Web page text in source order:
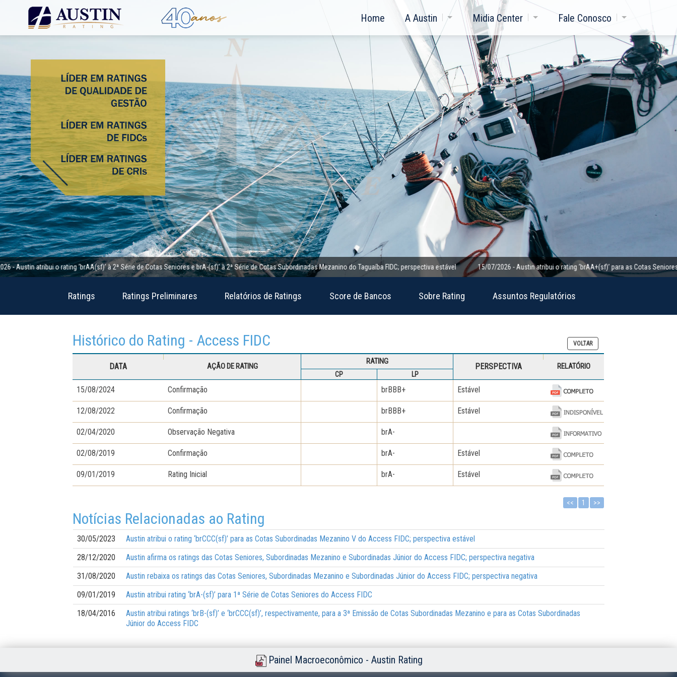
Home A Austin Midia Center Fale Conosco
atribui o rating ‘brAA(sf)’ à 2ª Série de Cotas Seniores e brA-(sf)’ à 2ª Série de Cotas Subordinadas Mezanino do Taguaíba FIDC; perspectiva estável 15/07/2026 - Austin atribui o rating ‘brAA+(sf)’ para as Cotas Seniores da
Ratings Ratings Preliminares Relatórios de Ratings Score de Bancos Sobre Rating Assuntos Regulatórios
Histórico do Rating - Access FIDC VOLTAR
DATA AÇÃO DE RATING
RATING
PERSPECTIVA RELATÓRIO
CP LP
15/08/2024 Confirmação brBBB+ Estável
12/08/2022 Confirmação brBBB+ Estável
02/04/2020 Observação Negativa brA-
02/08/2019 Confirmação brA- Estável
09/01/2019 Rating Inicial brA- Estável
<< 1 >>
Notícias Relacionadas ao Rating
30/05/2023
Austin atribui o rating ‘brCCC(sf)’ para as Cotas Subordinadas Mezanino V do Access FIDC; perspectiva estável
28/12/2020
Austin afirma os ratings das Cotas Seniores, Subordinadas Mezanino e Subordinadas Júnior do Access FIDC; perspectiva negativa
31/08/2020
Austin rebaixa os ratings das Cotas Seniores, Subordinadas Mezanino e Subordinadas Júnior do Access FIDC; perspectiva negativa
09/01/2019
Austin atribui rating ‘brA-(sf)’ para 1ª Série de Cotas Seniores do Access FIDC
18/04/2016
Austin atribui ratings ‘brB-(sf)’ e ‘brCCC(sf)’, respectivamente, para a 3ª Emissão de Cotas Subordinadas Mezanino e para as Cotas Subordinadas
Júnior do Access FIDC
Painel Macroeconômico - Austin Rating